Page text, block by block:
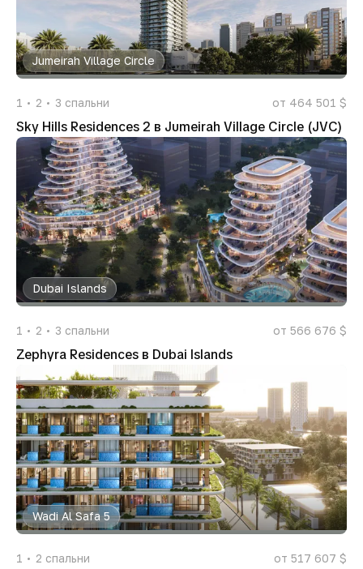
Jumeirah Village Circle
1 2 3 спальни от 464 501 $
Sky Hills Residences 2 в Jumeirah Village Circle (JVC)
Dubai Islands
1 2 3 спальни от 566 676 $
Zephyra Residences в Dubai Islands
Wadi Al Safa 5
1 2 спальни от 517 607 $